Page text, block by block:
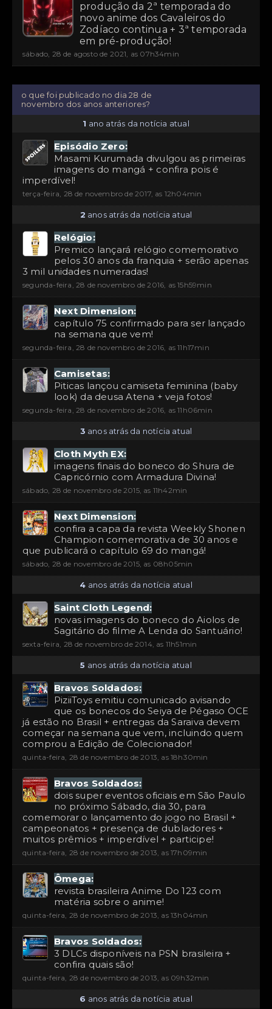
produção da 2ª temporada do
novo anime dos Cavaleiros do
Zodíaco continua + 3ª temporada
em pré-produção!
sábado, 28 de agosto de 2021, as 07h34min
o que foi publicado no dia 28 de
novembro dos anos anteriores?
1 ano atrás da notícia atual
Episódio Zero:
Masami Kurumada divulgou as primeiras
imagens do mangá + confira pois é
imperdível!
terça-feira, 28 de novembro de 2017, as 12h04min
2 anos atrás da notícia atual
Relógio:
Premico lançará relógio comemorativo
pelos 30 anos da franquia + serão apenas
3 mil unidades numeradas!
segunda-feira, 28 de novembro de 2016, as 15h59min
Next Dimension:
capítulo 75 confirmado para ser lançado
na semana que vem!
segunda-feira, 28 de novembro de 2016, as 11h17min
Camisetas:
Piticas lançou camiseta feminina (baby
look) da deusa Atena + veja fotos!
segunda-feira, 28 de novembro de 2016, as 11h06min
3 anos atrás da notícia atual
Cloth Myth EX:
imagens finais do boneco do Shura de
Capricórnio com Armadura Divina!
sábado, 28 de novembro de 2015, as 11h42min
Next Dimension:
confira a capa da revista Weekly Shonen
Champion comemorativa de 30 anos e
que publicará o capítulo 69 do mangá!
sábado, 28 de novembro de 2015, as 08h05min
4 anos atrás da notícia atual
Saint Cloth Legend:
novas imagens do boneco do Aiolos de
Sagitário do filme A Lenda do Santuário!
sexta-feira, 28 de novembro de 2014, as 11h51min
5 anos atrás da notícia atual
Bravos Soldados:
PiziiToys emitiu comunicado avisando
que os bonecos do Seiya de Pégaso OCE
já estão no Brasil + entregas da Saraiva devem
começar na semana que vem, incluindo quem
comprou a Edição de Colecionador!
quinta-feira, 28 de novembro de 2013, as 18h30min
Bravos Soldados:
dois super eventos oficiais em São Paulo
no próximo Sábado, dia 30, para
comemorar o lançamento do jogo no Brasil +
campeonatos + presença de dubladores +
muitos prêmios + imperdível + participe!
quinta-feira, 28 de novembro de 2013, as 17h09min
Ômega:
revista brasileira Anime Do 123 com
matéria sobre o anime!
quinta-feira, 28 de novembro de 2013, as 13h04min
Bravos Soldados:
3 DLCs disponíveis na PSN brasileira +
confira quais são!
quinta-feira, 28 de novembro de 2013, as 09h32min
6 anos atrás da notícia atual